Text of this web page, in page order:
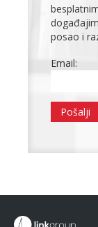
posao i
Email: